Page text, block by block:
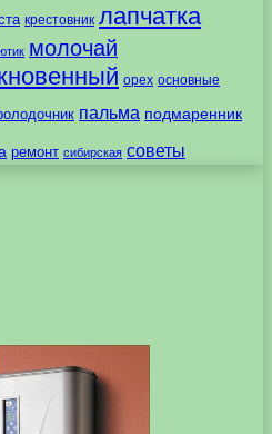
крестовник лапчатка
молочай
орех основные
пальма подмаренник
ремонт сибирская советы